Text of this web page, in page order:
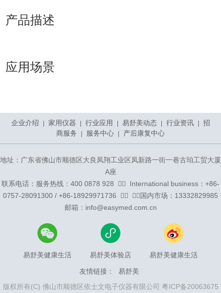
产品描述
应用场景
企业介绍 | 家用仪器 | 行业应用 | 易舒美动态 | 行业资讯 |
招
商服务
| 服务中心 | 产后康复中心
地址：广东省佛山市顺德区大良凤翔工业区凤新路一街一巷古珀工贸大厦
A座
联系电话：服务热线：400 0878 928 ᅟᅠ ᅟInternational business：+86-
0757-28091300 / +86-18929971736 ᅟᅠ ᅟᅠ国内市场：13332829985
邮箱：info@easymed.com.cn
易舒美健康生活 易舒美体验店 易舒美健康生活
友情链接：
易舒美
版权所有(C) 佛山市顺德区依士文电子仪器有限公司 粤ICP备20063675